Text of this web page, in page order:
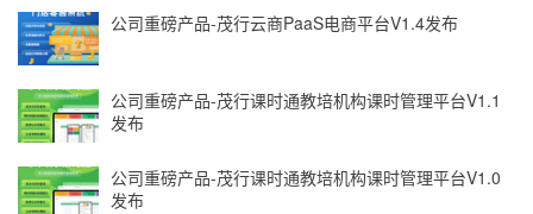
公司重磅产品-茂行云商PaaS电商平台V1.4发布
公司重磅产品-茂行课时通教培机构课时管理平台V1.1
发布
公司重磅产品-茂行课时通教培机构课时管理平台V1.0
发布